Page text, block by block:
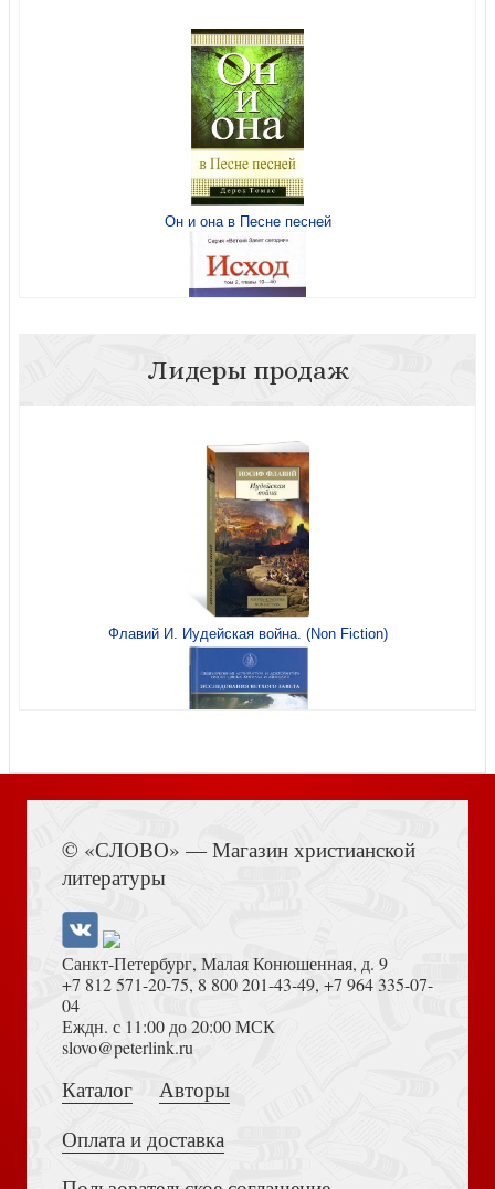
Личность Христа. Что говорит Библия? (2025)
Устоять в одиночку
Троица. Что говорит Библия?
Иисус — нескучный проповедник
Он и она в Песне песней
Сокровищница Давида. Т.4
Сокровищница Давида. Т.3
Лидеры продаж
Флавий И. Иудейская война. (Non Fiction)
Достоевский Ф.М. Сила и правда России (2024)
© «СЛОВО» — Магазин христианской
литературы
Санкт-Петербург, Малая Конюшенная, д. 9
+7 812 571-20-75, 8 800 201-43-49, +7 964 335-07-
04
Еждн. с 11:00 до 20:00 МСК
slovo@peterlink.ru
Каталог
Авторы
Оплата и доставка